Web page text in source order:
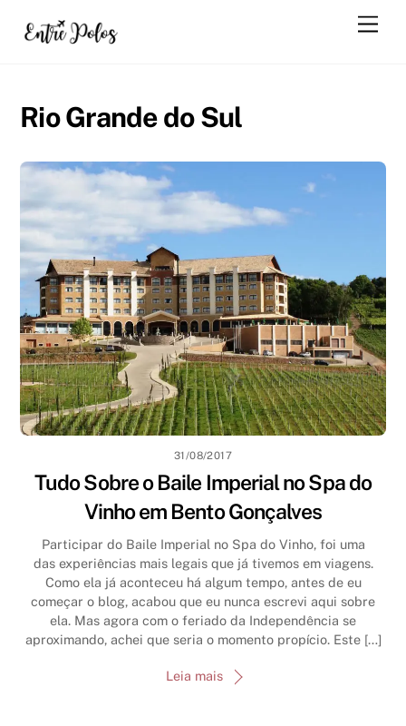
Rio Grande do Sul
31/08/2017
Tudo Sobre o Baile Imperial no Spa do
Vinho em Bento Gonçalves
Participar do Baile Imperial no Spa do Vinho, foi uma
das experiências mais legais que já tivemos em viagens.
Como ela já aconteceu há algum tempo, antes de eu
começar o blog, acabou que eu nunca escrevi aqui sobre
ela. Mas agora com o feriado da Independência se
aproximando, achei que seria o momento propício. Este […]
Leia mais